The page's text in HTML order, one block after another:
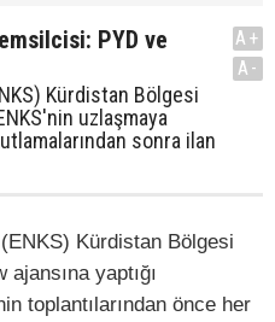
PYD ve
Kürdistan Bölgesi
uzlaşmaya
sonra ilan
A+
A-
Kürdistan Bölgesi
yaptığı
toplantılarından önce her